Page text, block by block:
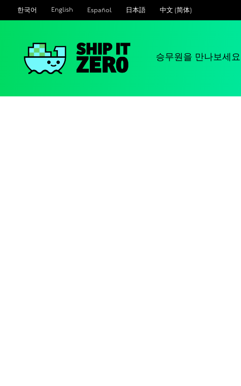
한국어 English Español 日本語 中文 (简体)
승무원을 만나보세요